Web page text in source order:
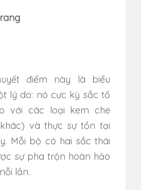
điểm này là biểu
lý do: nó cực kỳ sắc tố
với các loại kem che
và thực sự tồn tại
Mỗi bộ có hai sắc thái
sự pha trộn hoàn hảo
lần.